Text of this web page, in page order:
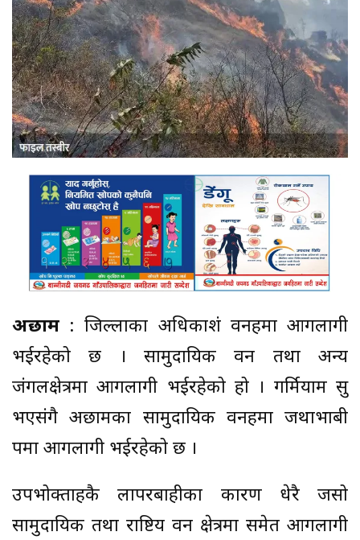
अछाम : जिल्लाका अधिकाशं वनहरुमा आगलागी
भईरहेको छ । सामुदायिक वन तथा अन्य
जंगलक्षेत्रमा आगलागी भईरहेको हो । गर्मियाम सुरु
भएसंगै अछामका सामुदायिक वनहरुमा जथाभाबी
रुपमा आगलागी भईरहेको छ ।
उपभोक्ताहरुकै लापरबाहीका कारण धेरै जसो
सामुदायिक तथा राष्टिय वन क्षेत्रमा समेत आगलागी